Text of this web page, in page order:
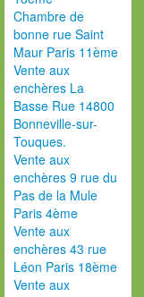
Chambre de
bonne rue Saint
Maur Paris 11ème
Vente aux
enchères La
Basse Rue 14800
Bonneville-sur-
Touques.
Vente aux
enchères 9 rue du
Pas de la Mule
Paris 4ème
Vente aux
enchères 43 rue
Léon Paris 18ème
Vente aux